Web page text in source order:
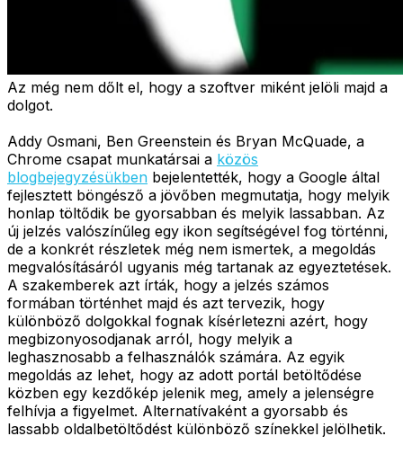
Az még nem dőlt el, hogy a szoftver miként jelöli majd a
dolgot.
Addy Osmani, Ben Greenstein és Bryan McQuade, a
Chrome csapat munkatársai a közös
blogbejegyzésükben bejelentették, hogy a Google által
fejlesztett böngésző a jövőben megmutatja, hogy melyik
honlap töltődik be gyorsabban és melyik lassabban. Az
új jelzés valószínűleg egy ikon segítségével fog történni,
de a konkrét részletek még nem ismertek, a megoldás
megvalósításáról ugyanis még tartanak az egyeztetések.
A szakemberek azt írták, hogy a jelzés számos
formában történhet majd és azt tervezik, hogy
különböző dolgokkal fognak kísérletezni azért, hogy
megbizonyosodjanak arról, hogy melyik a
leghasznosabb a felhasználók számára. Az egyik
megoldás az lehet, hogy az adott portál betöltődése
közben egy kezdőkép jelenik meg, amely a jelenségre
felhívja a figyelmet. Alternatívaként a gyorsabb és
lassabb oldalbetöltődést különböző színekkel jelölhetik.